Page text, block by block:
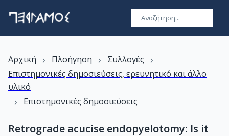
Αρχική › Πλοήγηση › Συλλογές ›
Επιστημονικές δημοσιεύσεις, ερευνητικό και άλλο
υλικό
› Επιστημονικές δημοσιεύσεις
Retrograde acucise endopyelotomy: Is it